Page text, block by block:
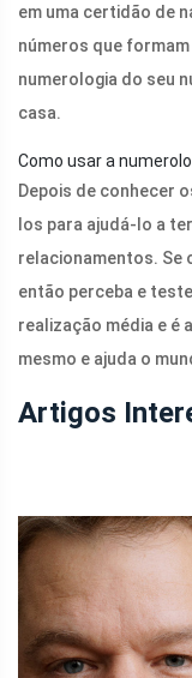
em uma certidão de
números que
numerologia do seu
casa.
Como usar a
Depois de conhecer
los para ajudá-lo a
relacionamentos. Se
então perceba e
realização média e é
mesmo e ajuda o
Artigos